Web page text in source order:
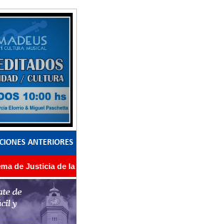
ANTERIORES
de Justicia de la Nación una medalla al Dr. Raul